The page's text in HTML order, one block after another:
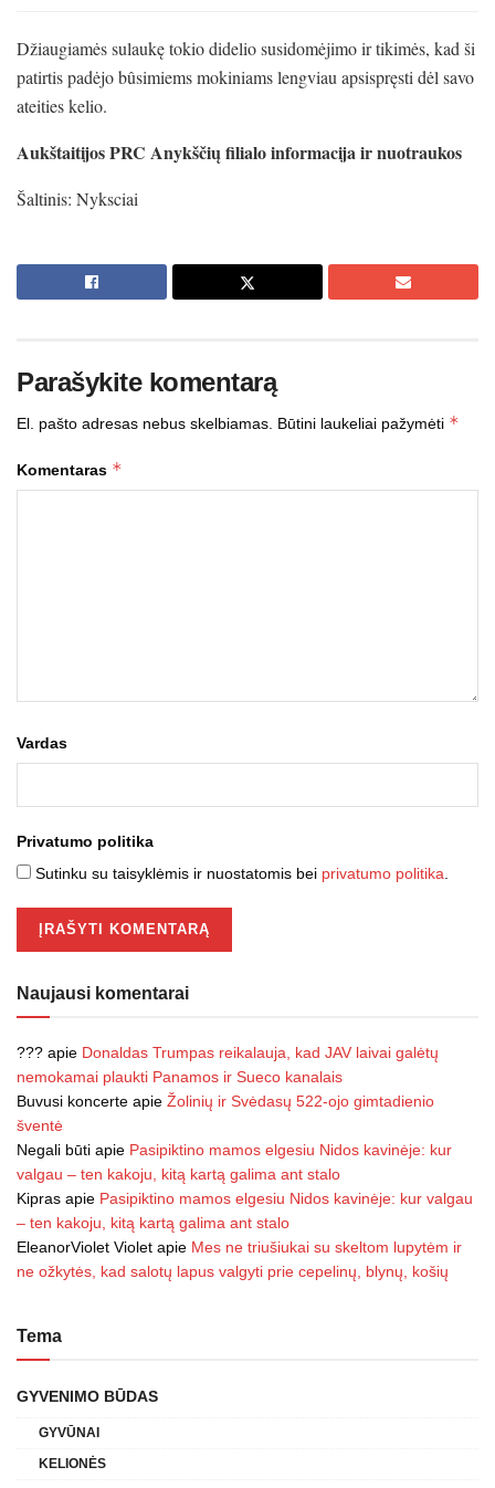
Džiaugiamės sulaukę tokio didelio susidomėjimo ir tikimės, kad ši
patirtis padėjo bûsimiems mokiniams lengviau apsispręsti dėl savo
ateities kelio.
Aukštaitijos PRC Anykščių filialo informacija ir nuotraukos
Šaltinis: Nyksciai
Parašykite komentarą
El. pašto adresas nebus skelbiamas. Būtini laukeliai pažymėti *
Komentaras *
Vardas
Privatumo politika
Sutinku su taisyklėmis ir nuostatomis bei privatumo politika
Naujausi komentarai
??? apie Donaldas Trumpas reikalauja, kad JAV laivai galėtų
nemokamai plaukti Panamos ir Sueco kanalais
Buvusi koncerte apie Žolinių ir Svėdasų 522-ojo gimtadienio
šventė
Negali būti apie Pasipiktino mamos elgesiu Nidos kavinėje: kur
valgau – ten kakoju, kitą kartą galima ant stalo
Kipras apie Pasipiktino mamos elgesiu Nidos kavinėje: kur valgau
– ten kakoju, kitą kartą galima ant stalo
EleanorViolet Violet apie Mes ne triušiukai su skeltom lupytėm ir
ne ožkytės, kad salotų lapus valgyti prie cepelinų, blynų, košių
Tema
GYVENIMO BŪDAS
GYVŪNAI
KELIONĖS